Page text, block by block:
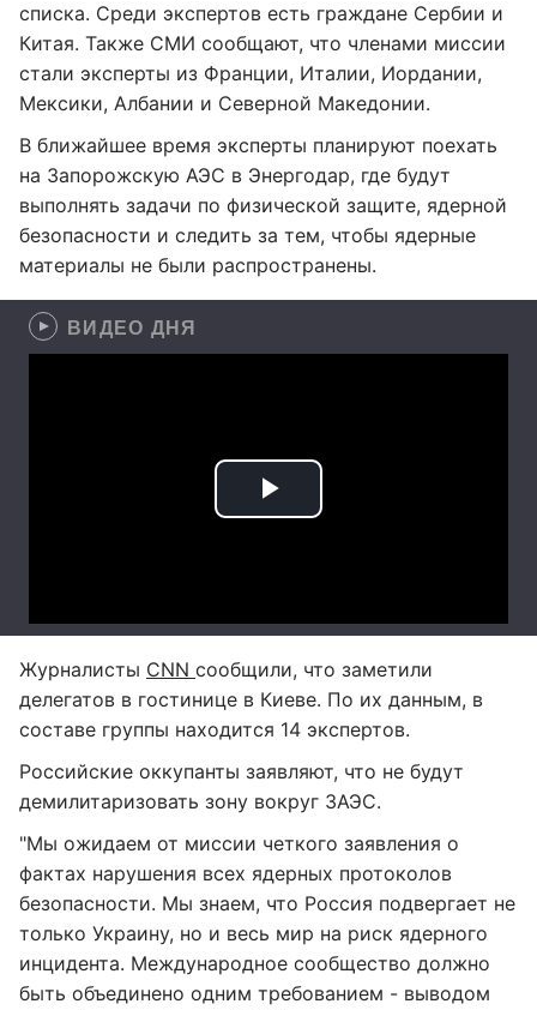
списка. Среди экспертов есть граждане Сербии и
Китая. Также СМИ сообщают, что членами миссии
стали эксперты из Франции, Италии, Иордании,
Мексики, Албании и Северной Македонии.
В ближайшее время эксперты планируют поехать
на Запорожскую АЭС в Энергодар, где будут
выполнять задачи по физической защите, ядерной
безопасности и следить за тем, чтобы ядерные
материалы не были распространены.
ВИДЕО ДНЯ
Журналисты CNN сообщили, что заметили
делегатов в гостинице в Киеве. По их данным, в
составе группы находится 14 экспертов.
Российские оккупанты заявляют, что не будут
демилитаризовать зону вокруг ЗАЭС.
"Мы ожидаем от миссии четкого заявления о
фактах нарушения всех ядерных протоколов
безопасности. Мы знаем, что Россия подвергает не
только Украину, но и весь мир на риск ядерного
инцидента. Международное сообщество должно
быть объединено одним требованием - выводом